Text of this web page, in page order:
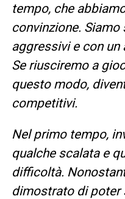
tempo, che
convinzione.
aggressivi e con
Se riusciremo a
questo modo,
competitivi.
Nel primo tempo,
qualche scalata e
difficoltà.
dimostrato di poter